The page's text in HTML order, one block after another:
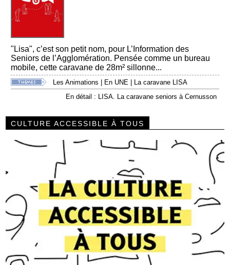
"Lisa", c’est son petit nom, pour L’Information des
Seniors de l’Agglomération. Pensée comme un bureau
mobile, cette caravane de 28m² sillonne...
Les Animations En UNE
La caravane LISA
En détail : LISA. La caravane seniors à Cernusson
CULTURE ACCESSIBLE À TOUS